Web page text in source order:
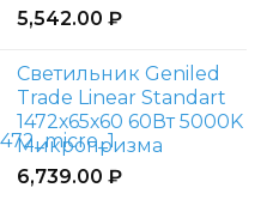
5,542.00₽
Светильник Geniled
Trade Linear Standart
1472х65х60 60Вт 5000K
Микропризма
6,739.00₽